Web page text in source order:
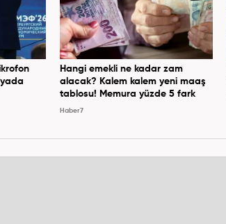
Hangi emekli ne kadar zam
alacak? Kalem kalem yeni maaş
tablosu! Memura yüzde 5 fark
Haber7